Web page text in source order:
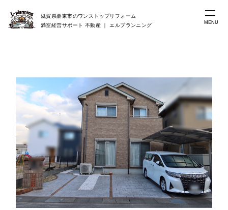
MENU
滋賀県栗東市のワンストップリフォーム
満室経営サポート 不動産 ｜ エルプランニング